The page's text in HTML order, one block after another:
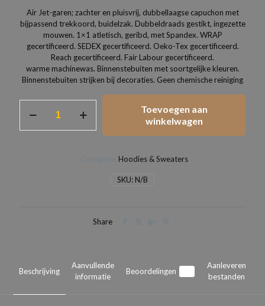
Air Jet-garen; zachter en pluisvrij, dubbellaagse capuchon met
bijpassend trekkoord, buidelzak. Dubbeldraads gestikt, ingezette
mouwen. 1×1 atletisch, geribd, met Spandex. WRAP
gecertificeerd. SEDEX gecertificeerd. Oeko-Tex gecertificeerd.
Reach gecertificeerd. Fair Labour gecertificeerd.
warme machinewas. Binnenstebuiten met soortgelijke kleuren.
Binnenstebuiten strijken bij decoraties. Geen chemische reiniging
GILDAN
Toevoegen aan
winkelwagen
SKU:N/B
Hoodies & Sweaters
Share
Beschrijving
Aanvullende
informatie
Beoordelingen
Aanleveren
bestanden